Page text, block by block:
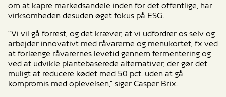
om at kapre markedsandele inden for det offentlige, har
virksomheden desuden øget fokus på ESG.
”Vi vil gå forrest, og det kræver, at vi udfordrer os selv og
arbejder innovativt med råvarerne og menukortet, fx ved
at forlænge råvarernes levetid gennem fermentering og
ved at udvikle plantebaserede alternativer, der gør det
muligt at reducere kødet med 50 pct. uden at gå
kompromis med oplevelsen,” siger Casper Brix.